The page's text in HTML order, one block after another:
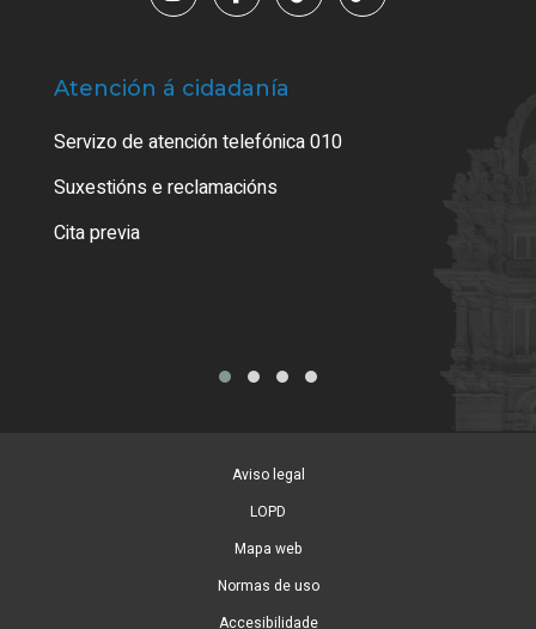
Atención á cidadanía
Servizo de atención telefónica 010
Suxestións e reclamacións
Cita previa
Aviso legal
LOPD
Mapa web
Normas de uso
Accesibilidade